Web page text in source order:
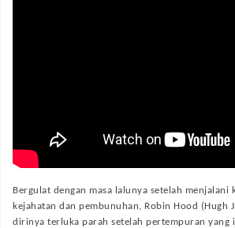
Bergulat dengan masa lalunya setelah menjalani
kejahatan dan pembunuhan, Robin Hood (Hugh
dirinya terluka parah setelah pertempuran yang